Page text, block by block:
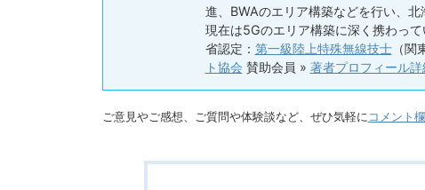
進、BWAのエリア構築などを行い、
現在は5Gのエリア構築に深く携わっ
省認定： 第一級陸上特殊無線技士（関
ト協会 賛助会員 » 著者プロフィール詳
ご意見やご感想、ご質問や体験談など、ぜひ気軽に コメント欄